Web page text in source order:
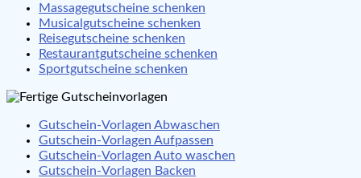
Massagegutscheine schenken
Musicalgutscheine schenken
Reisegutscheine schenken
Restaurantgutscheine schenken
Sportgutscheine schenken
Gutschein-Vorlagen Abwaschen
Gutschein-Vorlagen Aufpassen
Gutschein-Vorlagen Auto waschen
Gutschein-Vorlagen Backen